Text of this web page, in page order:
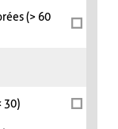
(> 60
30)